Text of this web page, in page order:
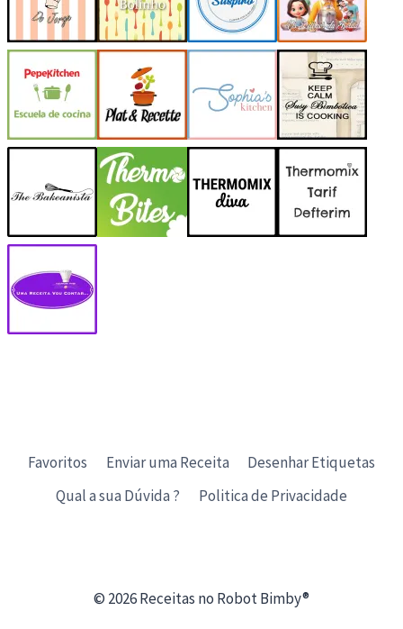
Favoritos Enviar uma Receita
Desenhar Etiquetas
Qual a sua Dúvida ?
Politica de Privacidade
© 2026 Receitas no Robot Bimby®